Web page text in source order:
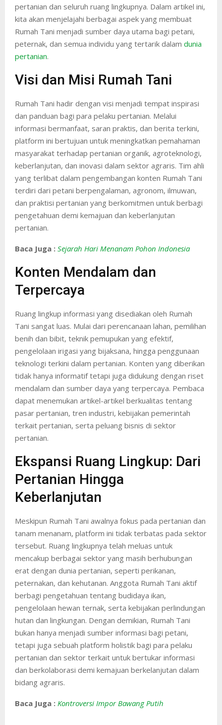
pertanian dan seluruh ruang lingkupnya. Dalam artikel ini,
kita akan menjelajahi berbagai aspek yang membuat
Rumah Tani menjadi sumber daya utama bagi petani,
peternak, dan semua individu yang tertarik dalam dunia
pertanian.
Visi dan Misi Rumah Tani
Rumah Tani hadir dengan visi menjadi tempat inspirasi
dan panduan bagi para pelaku pertanian. Melalui
informasi bermanfaat, saran praktis, dan berita terkini,
platform ini bertujuan untuk meningkatkan pemahaman
masyarakat terhadap pertanian organik, agroteknologi,
keberlanjutan, dan inovasi dalam sektor agraris. Tim ahli
yang terlibat dalam pengembangan konten Rumah Tani
terdiri dari petani berpengalaman, agronom, ilmuwan,
dan praktisi pertanian yang berkomitmen untuk berbagi
pengetahuan demi kemajuan dan keberlanjutan
pertanian.
Baca Juga : Sejarah Hari Menanam Pohon Indonesia
Konten Mendalam dan
Terpercaya
Ruang lingkup informasi yang disediakan oleh Rumah
Tani sangat luas. Mulai dari perencanaan lahan, pemilihan
benih dan bibit, teknik pemupukan yang efektif,
pengelolaan irigasi yang bijaksana, hingga penggunaan
teknologi terkini dalam pertanian. Konten yang diberikan
tidak hanya informatif tetapi juga didukung dengan riset
mendalam dan sumber daya yang terpercaya. Pembaca
dapat menemukan artikel-artikel berkualitas tentang
pasar pertanian, tren industri, kebijakan pemerintah
terkait pertanian, serta peluang bisnis di sektor
pertanian.
Ekspansi Ruang Lingkup: Dari
Pertanian Hingga
Keberlanjutan
Meskipun Rumah Tani awalnya fokus pada pertanian dan
tanam menanam, platform ini tidak terbatas pada sektor
tersebut. Ruang lingkupnya telah meluas untuk
mencakup berbagai sektor yang masih berhubungan
erat dengan dunia pertanian, seperti perikanan,
peternakan, dan kehutanan. Anggota Rumah Tani aktif
berbagi pengetahuan tentang budidaya ikan,
pengelolaan hewan ternak, serta kebijakan perlindungan
hutan dan lingkungan. Dengan demikian, Rumah Tani
bukan hanya menjadi sumber informasi bagi petani,
tetapi juga sebuah platform holistik bagi para pelaku
pertanian dan sektor terkait untuk bertukar informasi
dan berkolaborasi demi kemajuan berkelanjutan dalam
bidang agraris.
Baca Juga : Kontroversi Impor Bawang Putih